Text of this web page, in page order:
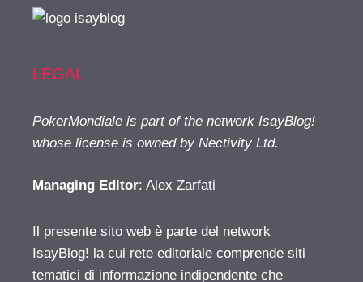
LEGAL
PokerMondiale is part of the network IsayBlog!
whose license is owned by Nectivity Ltd.
Managing Editor: Alex Zarfati
Il presente sito web è parte del network
IsayBlog! la cui rete editoriale comprende siti
tematici di informazione indipendente che